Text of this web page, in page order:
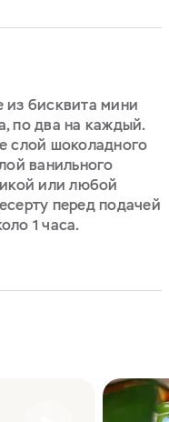
из бисквита мини
по два на каждый.
слой шоколадного
ванильного
или любой
перед подачей
1 часа.